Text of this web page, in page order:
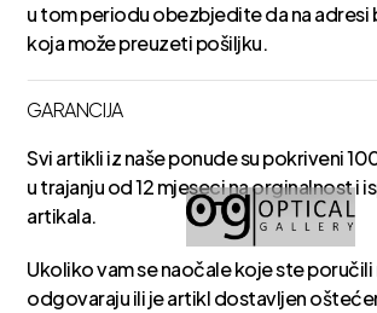
u tom periodu obezbjedite da na adresi
koja može preuzeti pošiljku.
GARANCIJA
Svi artikli iz naše ponude su pokriveni
u trajanju od 12 mjeseci na orginalnost i
artikala.
Ukoliko vam se naočale koje ste poručili
odgovaraju ili je artikl dostavljen